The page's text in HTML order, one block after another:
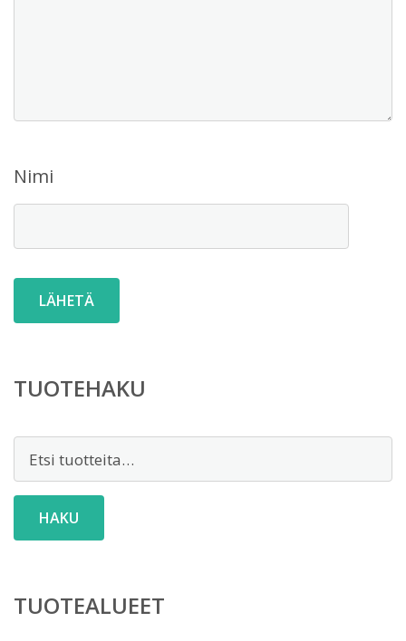
Nimi
TUOTEHAKU
HAKU
TUOTEALUEET